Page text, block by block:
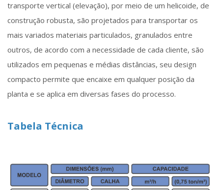
transporte vertical (elevação), por meio de um helicoide, de
construção robusta, são projetados para transportar os
mais variados materiais particulados, granulados entre
outros, de acordo com a necessidade de cada cliente, são
utilizados em pequenas e médias distâncias, seu design
compacto permite que encaixe em qualquer posição da
planta e se aplica em diversas fases do processo.
Tabela Técnica